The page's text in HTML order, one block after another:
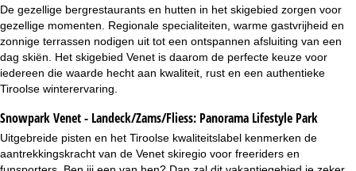
De gezellige bergrestaurants en hutten in het skigebied zorgen voor
gezellige momenten. Regionale specialiteiten, warme gastvrijheid en
zonnige terrassen nodigen uit tot een ontspannen afsluiting van een
dag skiën. Het skigebied Venet is daarom de perfecte keuze voor
iedereen die waarde hecht aan kwaliteit, rust en een authentieke
Tiroolse winterervaring.
Snowpark Venet - Landeck/Zams/Fliess: Panorama Lifestyle Park
Uitgebreide pisten en het Tiroolse kwaliteitslabel kenmerken de
aantrekkingskracht van de Venet skiregio voor freeriders en